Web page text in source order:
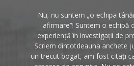
Nu, nu suntem „o echipa
afirmare”! Suntem o echipă
experiență în investigații de
Scriem dintotdeauna anchete
un trecut bogat, am fost citați